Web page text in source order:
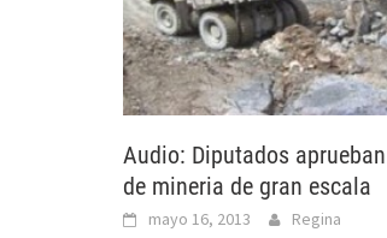
Audio: Diputados
de mineria de gran escala
mayo 16, 2013 Regina